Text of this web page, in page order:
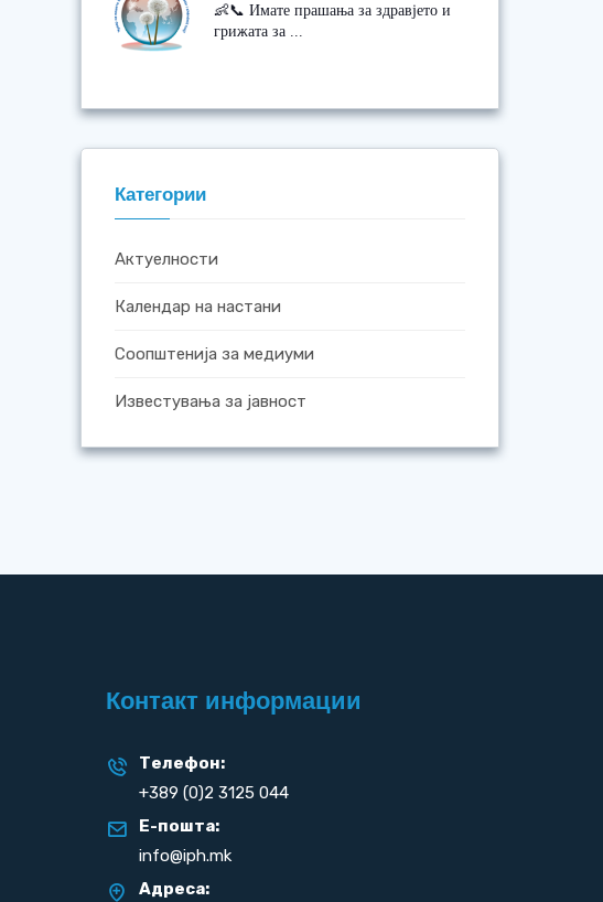
👶📞 Имате прашања за здравјето и
грижата за ...
Категории
Актуелности
Календар на настани
Соопштенија за медиуми
Известувања за јавност
Контакт информации
Телефон:
+389 (0)2 3125 044
Е-пошта:
info@iph.mk
Адреса: